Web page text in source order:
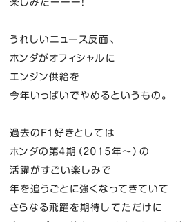
うれしいニュース反面、
ホンダがオフィシャルに
エンジン供給を
今年いっぱいでやめるというもの。
過去のF１好きとしては
ホンダの第４期（２０１５年～）の
活躍がすごい楽しみで
年を追うごとに強くなってきていて
さらなる飛躍を期待してただけに